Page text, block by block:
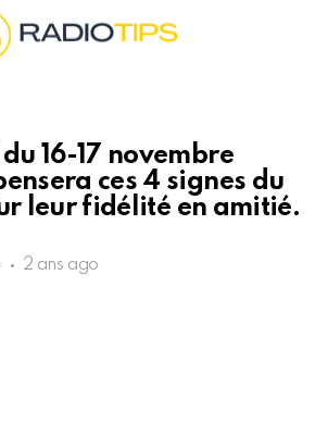
16-17 novembre
ces 4 signes du
leur fidélité en amitié.
2 ans ago